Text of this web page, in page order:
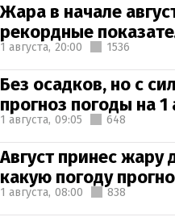
Жара в начале
рекордные
1 августа, 20:00 1536
Без осадков, но с
прогноз погоды на 1
1 августа, 09:05 648
Август принес жару
какую погоду
1 августа, 08:00 838